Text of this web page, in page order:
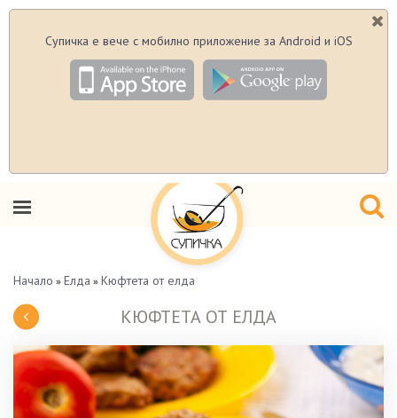
Супичка е вече с мобилно приложение за Android и iOS
Начало » Елда » Кюфтета от елда
КЮФТЕТА ОТ ЕЛДА